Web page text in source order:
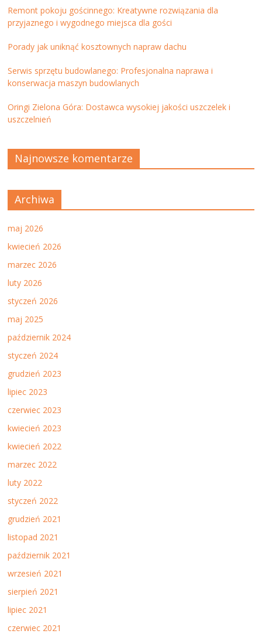
Remont pokoju gościnnego: Kreatywne rozwiązania dla
przyjaznego i wygodnego miejsca dla gości
Porady jak uniknąć kosztownych napraw dachu
Serwis sprzętu budowlanego: Profesjonalna naprawa i
konserwacja maszyn budowlanych
Oringi Zielona Góra: Dostawca wysokiej jakości uszczelek i
uszczelnień
Najnowsze komentarze
Archiwa
maj 2026
kwiecień 2026
marzec 2026
luty 2026
styczeń 2026
maj 2025
październik 2024
styczeń 2024
grudzień 2023
lipiec 2023
czerwiec 2023
kwiecień 2023
kwiecień 2022
marzec 2022
luty 2022
styczeń 2022
grudzień 2021
listopad 2021
październik 2021
wrzesień 2021
sierpień 2021
lipiec 2021
czerwiec 2021